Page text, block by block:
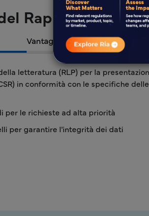
Rapporto di
Vantaggi
letteratura (RLP) per la
in conformità con le specifiche
per le richieste ad alta priorità
per garantire l'integrità dei dati